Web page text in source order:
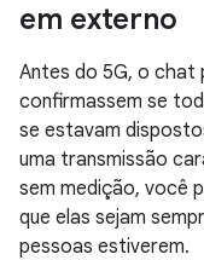
em externo
Antes do 5G, o chat
confirmassem se
se estavam
uma transmissão
sem medição, você
que elas sejam
pessoas estiverem.